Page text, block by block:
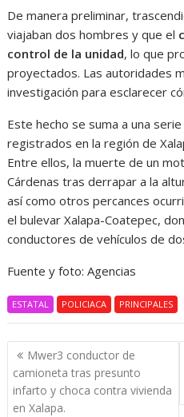
De manera preliminar,
viajaban dos hombres y que el
control de la unidad, lo que
proyectados. Las autoridades
investigación para esclarecer
Este hecho se suma a una
registrados en la región de
Entre ellos, la muerte de un
Cárdenas tras derrapar a la
así como otros percances
el bulevar Xalapa-Coatepec,
conductores de vehículos de
Fuente y foto: Agencias
ESTATAL POLICIACA PRINCIPALES
Navegación
de
entradas
Mwer3 conductor de
camioneta tras presunto
infarto y choca contra vivienda
en Xalapa.